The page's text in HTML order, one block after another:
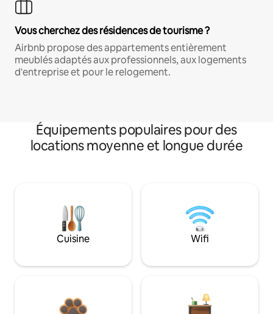
Vous cherchez des résidences de tourisme ?
Airbnb propose des appartements entièrement
meublés adaptés aux professionnels, aux logements
d'entreprise et pour le relogement.
Équipements populaires pour des
locations moyenne et longue durée
Cuisine Wifi